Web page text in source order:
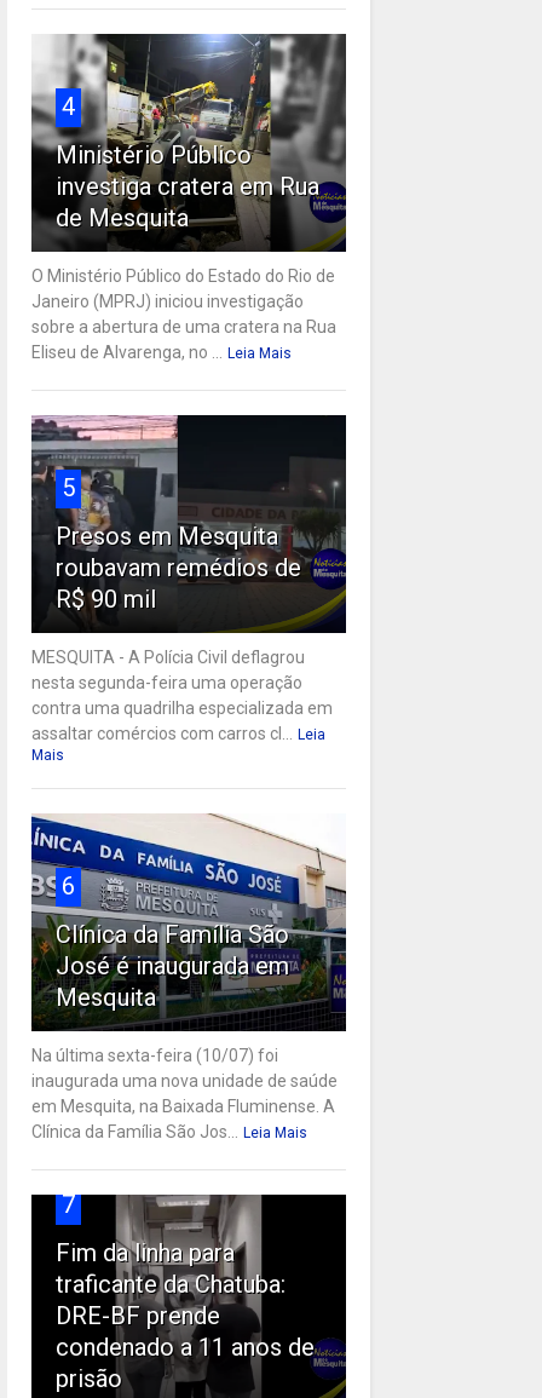
4
Ministério Público
investiga cratera em Rua
de Mesquita
O Ministério Público do Estado do Rio de
Janeiro (MPRJ) iniciou investigação
sobre a abertura de uma cratera na Rua
Eliseu de Alvarenga, no ... Leia Mais
5
Presos em Mesquita
roubavam remédios de
R$ 90 mil
MESQUITA - A Polícia Civil deflagrou
nesta segunda-feira uma operação
contra uma quadrilha especializada em
assaltar comércios com carros cl... Leia
Mais
6
Clínica da Família São
José é inaugurada em
Mesquita
Na última sexta-feira (10/07) foi
inaugurada uma nova unidade de saúde
em Mesquita, na Baixada Fluminense. A
Clínica da Família São Jos... Leia Mais
7
Fim da linha para
traficante da Chatuba:
DRE-BF prende
condenado a 11 anos de
prisão